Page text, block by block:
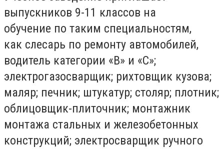
выпускников 9-11 классов на
обучение по таким специальностям,
как слесарь по ремонту автомобилей,
водитель категории «В» и «С»;
электрогазосварщик; рихтовщик кузова;
маляр; печник; штукатур; столяр; плотник;
облицовщик-плиточник; монтажник
монтажа стальных и железобетонных
конструкций; электросварщик ручного